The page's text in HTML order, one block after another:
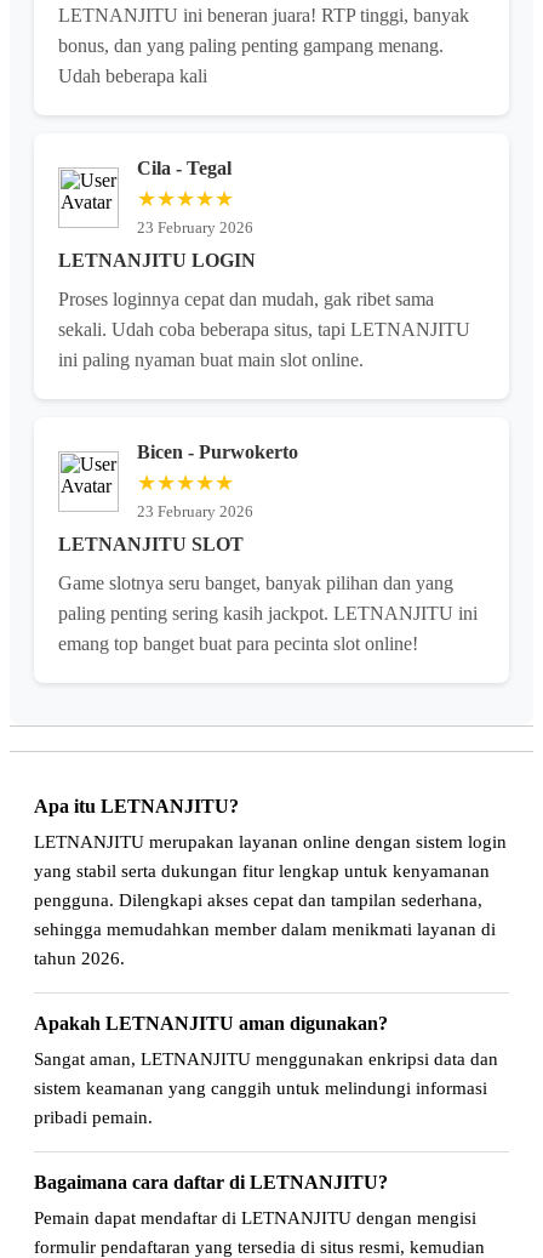
LETNANJITU ini beneran juara! RTP tinggi, banyak
bonus, dan yang paling penting gampang menang.
Udah beberapa kali
Cila - Tegal
★★★★★
23 February 2026
LETNANJITU LOGIN
Proses loginnya cepat dan mudah, gak ribet sama
sekali. Udah coba beberapa situs, tapi LETNANJITU
ini paling nyaman buat main slot online.
Bicen - Purwokerto
★★★★★
23 February 2026
LETNANJITU SLOT
Game slotnya seru banget, banyak pilihan dan yang
paling penting sering kasih jackpot. LETNANJITU ini
emang top banget buat para pecinta slot online!
Apa itu LETNANJITU?
LETNANJITU merupakan layanan online dengan sistem login
yang stabil serta dukungan fitur lengkap untuk kenyamanan
pengguna. Dilengkapi akses cepat dan tampilan sederhana,
sehingga memudahkan member dalam menikmati layanan di
tahun 2026.
Apakah LETNANJITU aman digunakan?
Sangat aman, LETNANJITU menggunakan enkripsi data dan
sistem keamanan yang canggih untuk melindungi informasi
pribadi pemain.
Bagaimana cara daftar di LETNANJITU?
Pemain dapat mendaftar di LETNANJITU dengan mengisi
formulir pendaftaran yang tersedia di situs resmi, kemudian